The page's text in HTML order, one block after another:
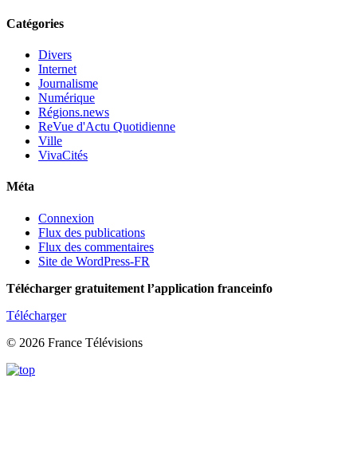
Catégories
Divers
Internet
Journalisme
Numérique
Régions.news
ReVue d'Actu Quotidienne
Ville
VivaCités
Méta
Connexion
Flux des publications
Flux des commentaires
Site de WordPress-FR
Télécharger gratuitement l’application franceinfo
Télécharger
© 2026 France Télévisions